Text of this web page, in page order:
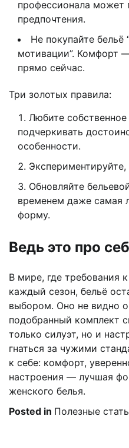
профессионала может
предпочтения.
Не покупайте бельё
мотивации”. Комфорт
прямо сейчас.
Три золотых правила:
Любите
подчеркивать
особенности.
Обновляйте
временем даже самая
форму.
Ведь это про
В мире, где требования
каждый сезон, бельё
выбором. Оно не видно
подобранный комплект
только силуэт, но и
гнаться за чужими
к себе: комфорт,
настроения — лучшая
женского белья.
Posted in Полезные